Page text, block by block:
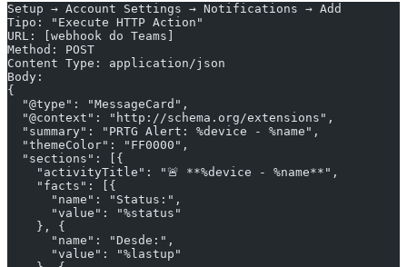
Setup → Account Settings → Notifications → Add
Tipo: "Execute HTTP Action"
URL: [webhook do Teams]
Method: POST
Content Type: application/json
Body:
{
  "@type": "MessageCard",
  "@context": "http://schema.org/extensions",
  "summary": "PRTG Alert: %device - %name",
  "themeColor": "FF0000",
  "sections": [{
    "activityTitle": "🚨 **%device - %name**",
    "facts": [{
      "name": "Status:",
      "value": "%status"
    }, {
      "name": "Desde:",
      "value": "%lastup"